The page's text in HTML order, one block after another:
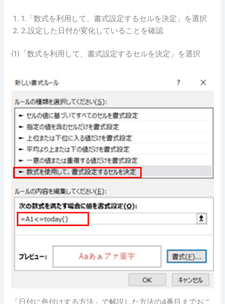
1.「数式を利用して、書式設定するセルを決定」を選択
2.設定した日付が変化していることを確認
(1)「数式を利用して、書式設定するセルを決定」を選択
「日付に色付けする方法」で解説した方法の4番目までおこ